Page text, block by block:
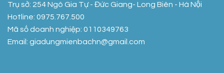
Trụ sở: 254 Ngô Gia Tự - Đức Giang- Long Biên - Hà Nội
Hotline: 0975.767.500
Mã số doanh nghiệp: 0110349763
Email: giadungmienbachn@gmail.com